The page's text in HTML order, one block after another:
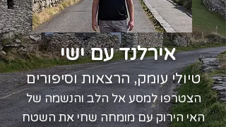
אירלנד עם ישי
טיולי עומק, הרצאות וסיפורים
הצטרפו למסע אל הלב והנשמה של
האי הירוק עם מומחה שחי את השטח